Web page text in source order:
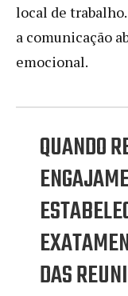
local de
a comunicação
emocional.
QUANDO
DAS